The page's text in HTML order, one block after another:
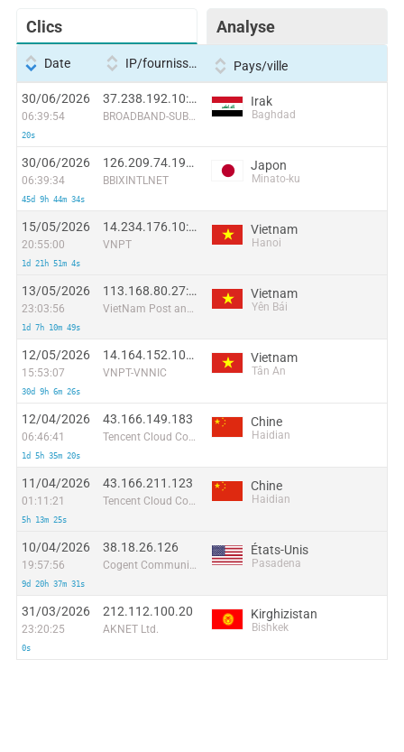
Clics Analyse
Date IP/fournisseur Pays/ville
30/06/2026
06:39:54
20s
37.238.192.10:54763
BROADBAND-SUBSCRIBERS
Irak
Baghdad
30/06/2026
06:39:34
45d 9h 44m 34s
126.209.74.194:60796
BBIXINTLNET
Japon
Minato-ku
15/05/2026
20:55:00
1d 21h 51m 4s
14.234.176.10:45260
VNPT
Vietnam
Hanoi
13/05/2026
23:03:56
1d 7h 10m 49s
113.168.80.27:33049
VietNam Post and Telecom Corporation
Vietnam
Yên Bái
12/05/2026
15:53:07
30d 9h 6m 26s
14.164.152.101:51744
VNPT-VNNIC
Vietnam
Tân An
12/04/2026
06:46:41
1d 5h 35m 20s
43.166.149.183
Tencent Cloud Computing (Beijing) Co
Chine
Haidian
11/04/2026
01:11:21
5h 13m 25s
43.166.211.123
Tencent Cloud Computing (Beijing) Co
Chine
Haidian
10/04/2026
19:57:56
9d 20h 37m 31s
38.18.26.126
Cogent Communications
États-Unis
Pasadena
31/03/2026
23:20:25
0s
212.112.100.20
AKNET Ltd.
Kirghizistan
Bishkek